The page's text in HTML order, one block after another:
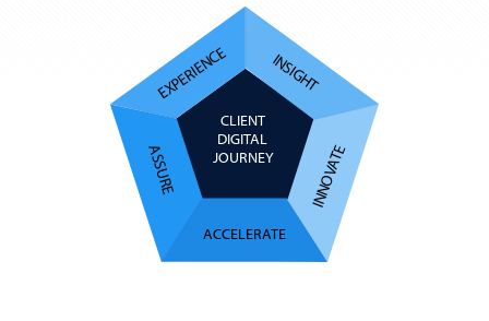
CLIENT
DIGITAL
JOURNEY
EXPERIENCE INSIGHT
INNOVATE
ACCELERATE
ASSURE